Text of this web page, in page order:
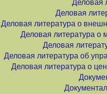
Деловая
Деловая
Деловая литература о
Деловая литература о
Деловая
Деловая литература об
Деловая литература о